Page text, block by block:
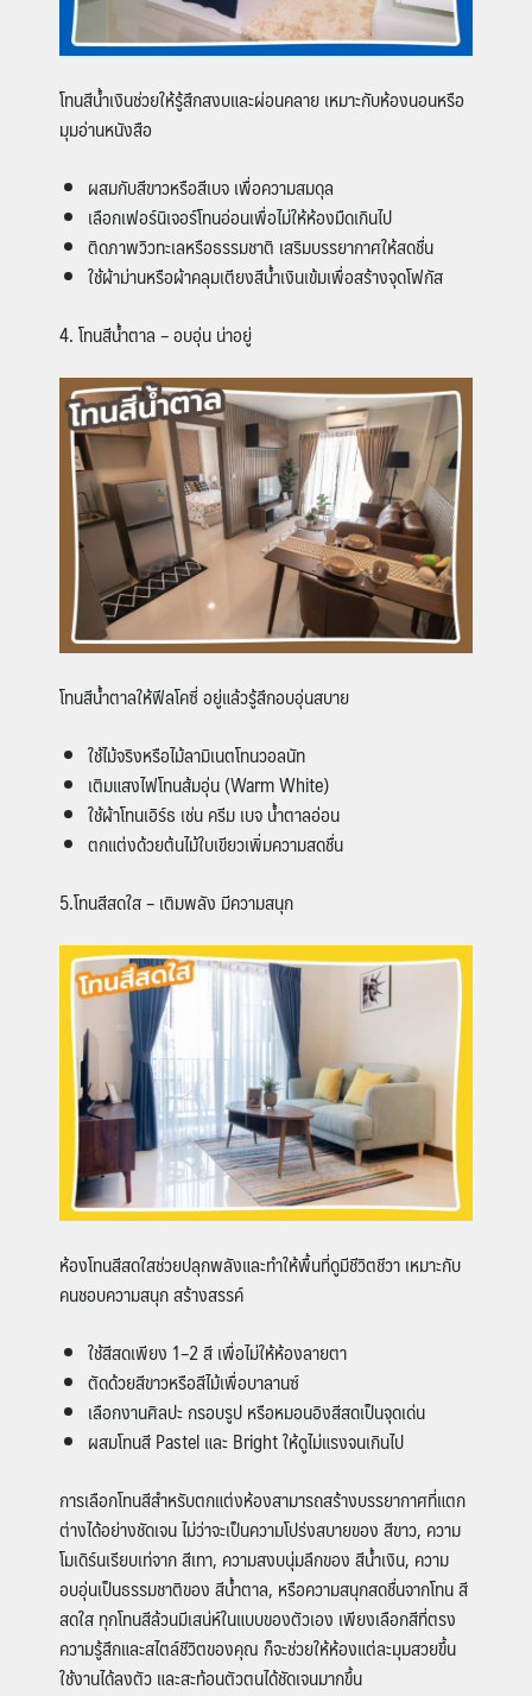
โทนสีน้ำเงินช่วยให้รู้สึกสงบและผ่อนคลาย เหมาะกับห้องนอนหรือ
มุมอ่านหนังสือ
ผสมกับสีขาวหรือสีเบจ เพื่อความสมดุล
เลือกเฟอร์นิเจอร์โทนอ่อนเพื่อไม่ให้ห้องมืดเกินไป
ติดภาพวิวทะเลหรือธรรมชาติ เสริมบรรยากาศให้สดชื่น
ใช้ผ้าม่านหรือผ้าคลุมเตียงสีน้ำเงินเข้มเพื่อสร้างจุดโฟกัส
4. โทนสีน้ำตาล – อบอุ่น น่าอยู่
โทนสีน้ำตาลให้ฟีลโคซี่ อยู่แล้วรู้สึกอบอุ่นสบาย
ใช้ไม้จริงหรือไม้ลามิเนตโทนวอลนัท
เติมแสงไฟโทนส้มอุ่น (Warm White)
ใช้ผ้าโทนเอิร์ธ เช่น ครีม เบจ น้ำตาลอ่อน
ตกแต่งด้วยต้นไม้ใบเขียวเพิ่มความสดชื่น
5.โทนสีสดใส – เติมพลัง มีความสนุก
ห้องโทนสีสดใสช่วยปลุกพลังและทำให้พื้นที่ดูมีชีวิตชีวา เหมาะกับ
คนชอบความสนุก สร้างสรรค์
ใช้สีสดเพียง 1–2 สี เพื่อไม่ให้ห้องลายตา
ตัดด้วยสีขาวหรือสีไม้เพื่อบาลานซ์
เลือกงานศิลปะ กรอบรูป หรือหมอนอิงสีสดเป็นจุดเด่น
ผสมโทนสี Pastel และ Bright ให้ดูไม่แรงจนเกินไป
การเลือกโทนสีสำหรับตกแต่งห้องสามารถสร้างบรรยากาศที่แตก
ต่างได้อย่างชัดเจน ไม่ว่าจะเป็นความโปร่งสบายของสีขาว, ความ
โมเดิร์นเรียบเท่จากสีเทา, ความสงบนุ่มลึกของสีน้ำเงิน, ความ
อบอุ่นเป็นธรรมชาติของสีน้ำตาล, หรือความสนุกสดชื่นจากโทนสี
สดใสทุกโทนสีล้วนมีเสน่ห์ในแบบของตัวเอง เพียงเลือกสีที่ตรง
ความรู้สึกและสไตล์ชีวิตของคุณ ก็จะช่วยให้ห้องแต่ละมุมสวยขึ้น
ใช้งานได้ลงตัว และสะท้อนตัวตนได้ชัดเจนมากขึ้น